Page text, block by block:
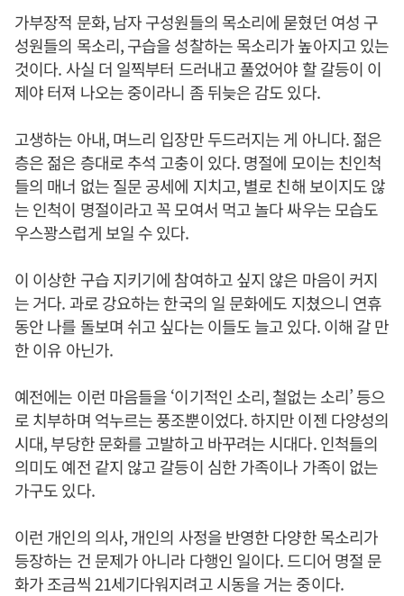
가부장적 문화, 남자 구성원들의 목소리에 묻혔던 여성 구
성원들의 목소리, 구습을 성찰하는 목소리가 높아지고 있는
것이다. 사실 더 일찍부터 드러내고 풀었어야 할 갈등이 이
제야 터져 나오는 중이라니 좀 뒤늦은 감도 있다.
고생하는 아내, 며느리 입장만 두드러지는 게 아니다. 젊은
층은 젊은 층대로 추석 고충이 있다. 명절에 모이는 친인척
들의 매너 없는 질문 공세에 지치고, 별로 친해 보이지도 않
는 인척이 명절이라고 꼭 모여서 먹고 놀다 싸우는 모습도
우스꽝스럽게 보일 수 있다.
이 이상한 구습 지키기에 참여하고 싶지 않은 마음이 커지
는 거다. 과로 강요하는 한국의 일 문화에도 지쳤으니 연휴
동안 나를 돌보며 쉬고 싶다는 이들도 늘고 있다. 이해 갈 만
한 이유 아닌가.
예전에는 이런 마음들을 ‘이기적인 소리, 철없는 소리’ 등으
로 치부하며 억누르는 풍조뿐이었다. 하지만 이젠 다양성의
시대, 부당한 문화를 고발하고 바꾸려는 시대다. 인척들의
의미도 예전 같지 않고 갈등이 심한 가족이나 가족이 없는
가구도 있다.
이런 개인의 의사, 개인의 사정을 반영한 다양한 목소리가
등장하는 건 문제가 아니라 다행인 일이다. 드디어 명절 문
화가 조금씩 21세기다워지려고 시동을 거는 중이다.